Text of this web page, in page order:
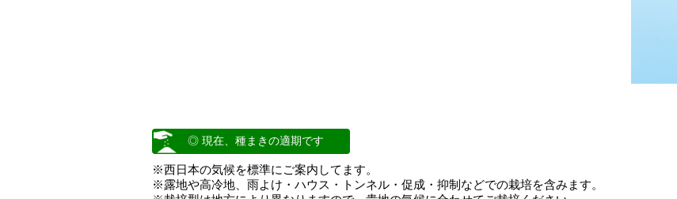
◎ 現在、種まきの適期です
※西日本の気候を標準にご案内してます。
※露地や高冷地、雨よけ・ハウス・トンネル・促成・抑制などでの栽培を含みます。